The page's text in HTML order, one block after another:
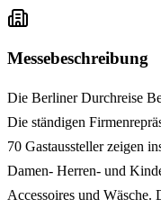
Messebeschreibung
Die Berliner Durchreise
Die ständigen
70 Gastaussteller zeigen
Damen- Herren- und
Accessoires und